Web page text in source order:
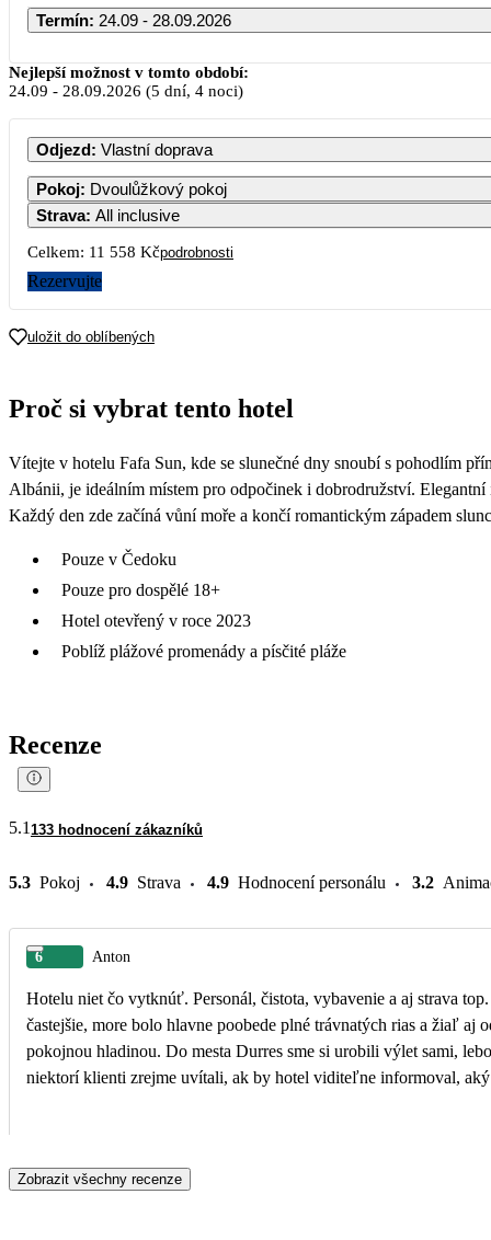
Termín: 24.09 - 28.09.2026
Nejlepší možnost v tomto období:
24.09 - 28.09.2026 (5 dní, 4 noci)
Odjezd: Vlastní doprava
Pokoj: Dvoulůžkový pokoj
Strava: All inclusive
Celkem: 11 558 Kčpodrobnosti
Rezervujte
uložit do oblíbených
Proč si vybrat tento hotel
Vítejte v hotelu Fafa Sun, kde se slunečné dny snoubí s pohodlím
Albánii, je ideálním místem pro odpočinek i dobrodružství.
Každý den zde začíná vůní moře a končí romantickým západem
Pouze v Čedoku
Pouze pro dospělé 18+
Hotel otevřený v roce 2023
Poblíž plážové promenády a písčité pláže
Recenze
5.1 133 hodnocení zákazníků
5.3 Pokoj 4.9 Strava 4.9 Hodnocení personálu 3.2
6 Anton
Hotelu niet čo vytknúť. Personál, čistota, vybavenie a aj strava
častejšie, more bolo hlavne poobede plné trávnatých rias a žiaľ aj
pokojnou hladinou. Do mesta Durres sme si urobili výlet sami,
niektorí klienti zrejme uvítali, ak by hotel viditeľne informoval,
Zobrazit všechny recenze